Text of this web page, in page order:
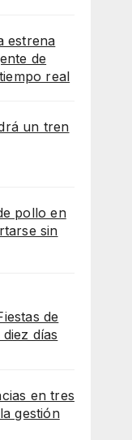
estrena
de
real
un tren
pollo en
sin
de
días
en tres
gestión